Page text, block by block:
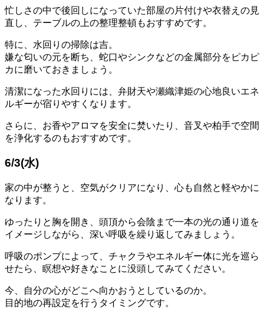
忙しさの中で後回しになっていた部屋の片付けや衣替えの見
直し、テーブルの上の整理整頓もおすすめです。
特に、水回りの掃除は吉。
嫌な匂いの元を断ち、蛇口やシンクなどの金属部分をピカピ
カに磨いておきましょう。
清潔になった水回りには、弁財天や瀬織津姫の心地良いエネ
ルギーが宿りやすくなります。
さらに、お香やアロマを安全に焚いたり、音叉や柏手で空間
を浄化するのもおすすめです。
6/3(水)
家の中が整うと、空気がクリアになり、心も自然と軽やかに
なります。
ゆったりと胸を開き、頭頂から会陰まで一本の光の通り道を
イメージしながら、深い呼吸を繰り返してみましょう。
呼吸のポンプによって、チャクラやエネルギー体に光を巡ら
せたら、瞑想や好きなことに没頭してみてください。
今、自分の心がどこへ向かおうとしているのか。
目的地の再設定を行うタイミングです。